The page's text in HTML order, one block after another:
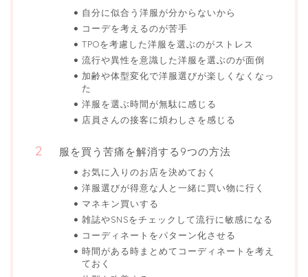
自分に似合う洋服が分からないから
コーデを考えるのが苦手
TPOを考慮した洋服を選ぶのがストレス
流行や異性を意識した洋服を選ぶのが面倒
加齢や体型変化で洋服選びが楽しくなくなっ
た
洋服を選ぶ時間が無駄に感じる
店員さんの接客に煩わしさを感じる
服を買う苦痛を解消する9つの方法
お気に入りのお店を決めておく
洋服選びが得意な人と一緒に買い物に行く
マネキン買いする
雑誌やSNSをチェックして流行に敏感になる
コーディネートをパターン化させる
時間がある時まとめてコーディネートを考え
ておく